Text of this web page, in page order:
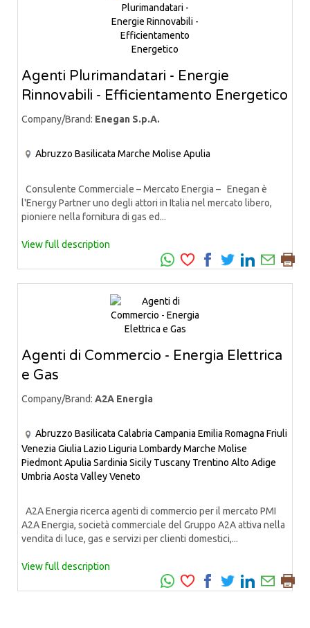
Agenti Plurimandatari - Energie
Rinnovabili - Efficientamento Energetico
Company/Brand: Enegan S.p.A.
Abruzzo Basilicata Marche Molise Apulia
Consulente Commerciale – Mercato Energia – Enegan è
l'Energy Partner uno degli attori in Italia nel mercato libero,
pioniere nella fornitura di gas ed...
View full description
Agenti di Commercio - Energia Elettrica
e Gas
Company/Brand: A2A Energia
Abruzzo Basilicata Calabria Campania Emilia Romagna Friuli
Venezia Giulia Lazio Liguria LombardyMarche Molise
PiedmontApulia Sardinia Sicily Tuscany Trentino Alto Adige
Umbria Aosta ValleyVeneto
A2A Energia ricerca agenti di commercio per il mercato PMI
A2A Energia, società commerciale del Gruppo A2A attiva nella
vendita di luce, gas e servizi per clienti domestici,...
View full description